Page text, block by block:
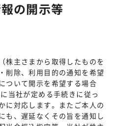
の開示等
株主さまから取得したものを
削除、利用目的の通知を希望
ついて開示を希望する場合
当社が定める手続きに従っ
に対応します。またご本人の
も、遅延なくその旨を通知し